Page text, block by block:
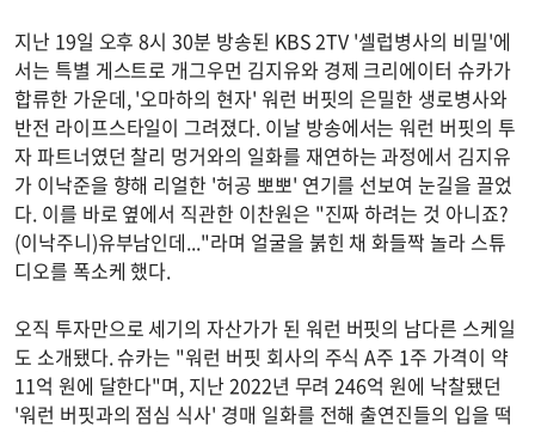
지난 19일 오후 8시 30분 방송된 KBS 2TV '셀럽병사의 비밀'에
서는 특별 게스트로 개그우먼 김지유와 경제 크리에이터 슈카가
합류한 가운데, '오마하의 현자' 워런 버핏의 은밀한 생로병사와
반전 라이프스타일이 그려졌다. 이날 방송에서는 워런 버핏의 투
자 파트너였던 찰리 멍거와의 일화를 재연하는 과정에서 김지유
가 이낙준을 향해 리얼한 '허공 뽀뽀' 연기를 선보여 눈길을 끌었
다. 이를 바로 옆에서 직관한 이찬원은 "진짜 하려는 것 아니죠?
(이낙주니)유부남인데..."라며 얼굴을 붉힌 채 화들짝 놀라 스튜
디오를 폭소케 했다.
오직 투자만으로 세기의 자산가가 된 워런 버핏의 남다른 스케일
도 소개됐다. 슈카는 "워런 버핏 회사의 주식 A주 1주 가격이 약
11억 원에 달한다"며, 지난 2022년 무려 246억 원에 낙찰됐던
'워런 버핏과의 점심 식사' 경매 일화를 전해 출연진들의 입을 떡